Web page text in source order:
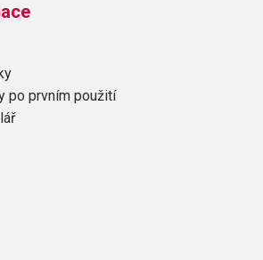
po prvním použití